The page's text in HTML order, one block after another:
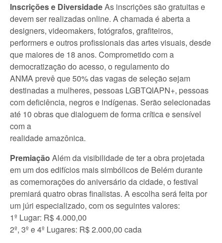
Inscrições e DiversidadeAs inscrições são gratuitas e
devem ser realizadas online. A chamada é aberta a
designers, videomakers, fotógrafos, grafiteiros,
performers e outros profissionais das artes visuais, desde
que maiores de 18 anos. Comprometido com a
democratização do acesso, o regulamento do
ANMA prevê que 50% das vagas de seleção sejam
destinadas a mulheres, pessoas LGBTQIAPN+, pessoas
com deficiência, negros e indígenas. Serão selecionadas
até 10 obras que dialoguem de forma crítica e sensível
com a
realidade amazônica.
Premiação Além da visibilidade de ter a obra projetada
em um dos edifícios mais simbólicos de Belém durante
as comemorações do aniversário da cidade, o festival
premiará quatro obras finalistas. A escolha será feita por
um júri especializado, com os seguintes valores:
1º Lugar: R$ 4.000,00
2º, 3º e 4º Lugares: R$ 2.000,00 cada